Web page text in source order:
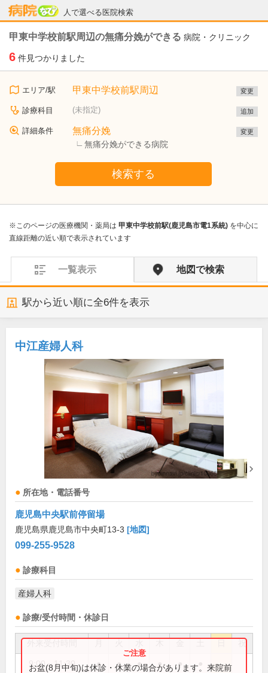
人で選べる医院検索
病院なび
甲東中学校前駅周辺の無痛分娩ができる 病院・クリニック
6 件見つかりました
エリア/駅 甲東中学校前駅周辺 変更
診療科目 (未指定) 追加
詳細条件 無痛分娩
無痛分娩ができる病院
変更
検索する
※このページの医療機関・薬局は 甲東中学校前駅(鹿児島市電1系統) を中心に
直線距離の近い順で表示されています
一覧表示 地図で検索
駅から近い順に全6件を表示
中江産婦人科
所在地・電話番号
鹿児島中央駅前停留場
鹿児島県鹿児島市中央町13-3 [地図]
099-255-9528
診療科目
産婦人科
診療/受付時間・休診日
祝
9:00～11:30 ● ● ● ● ●
お盆(8月中旬)は休診・休業の場合があります。来院前